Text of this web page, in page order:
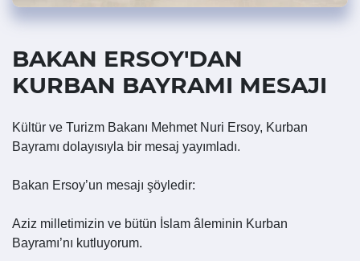
BAKAN ERSOY'DAN
KURBAN BAYRAMI MESAJI
Kültür ve Turizm Bakanı Mehmet Nuri Ersoy, Kurban
Bayramı dolayısıyla bir mesaj yayımladı.
Bakan Ersoy’un mesajı şöyledir:
Aziz milletimizin ve bütün İslam âleminin Kurban
Bayramı’nı kutluyorum.